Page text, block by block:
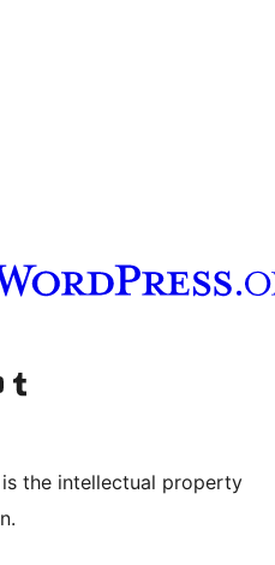
kontokanal
Besök vårt Tumblr-konto
the intellectual property